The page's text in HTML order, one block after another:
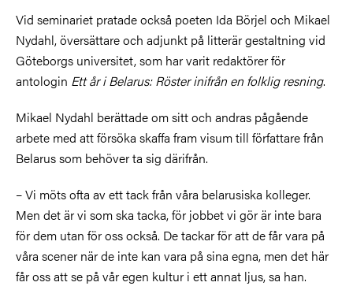
Vid seminariet pratade också poeten Ida Börjel och Mikael
Nydahl, översättare och adjunkt på litterär gestaltning vid
Göteborgs universitet, som har varit redaktörer för
antologin Ett år i Belarus: Röster inifrån en folklig resning.
Mikael Nydahl berättade om sitt och andras pågående
arbete med att försöka skaffa fram visum till författare från
Belarus som behöver ta sig därifrån.
– Vi möts ofta av ett tack från våra belarusiska kolleger.
Men det är vi som ska tacka, för jobbet vi gör är inte bara
för dem utan för oss också. De tackar för att de får vara på
våra scener när de inte kan vara på sina egna, men det här
får oss att se på vår egen kultur i ett annat ljus, sa han.